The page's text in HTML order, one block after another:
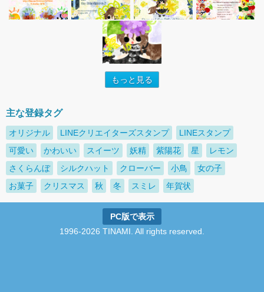
もっと見る
主な登録タグ
オリジナル LINEクリエイターズスタンプ
LINEスタンプ
可愛い
かわいい スイーツ 妖精 紫陽花 星
レモン
さくらんぼ
シルクハット クローバー 小鳥
女の子
お菓子
クリスマス 秋 冬 スミレ 年賀状
PC版で表示
1996-2026 TINAMI. All rights reserved.